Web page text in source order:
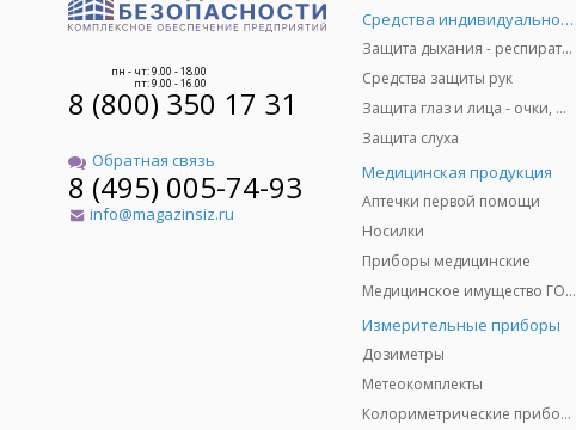
пн - чт: 9.00 - 18.00
пт: 9.00 - 16.00
8 (800) 350 17 31
Обратная связь
8 (495) 005-74-93
info@magazinsiz.ru
Средства индивидуальной защиты
Защита дыхания - респираторы, противогазы, фильтры, дозиметры
Средства защиты рук
Защита глаз и лица - очки, щитки
Защита слуха
Медицинская продукция
Аптечки первой помощи
Носилки
Приборы медицинские
Медицинское имущество ГО и ЧС
Измерительные приборы
Дозиметры
Метеокомплекты
Колориметрические приборы